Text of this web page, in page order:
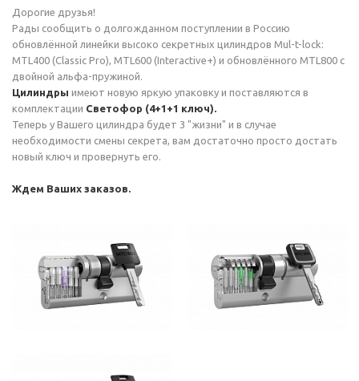
Дорогие друзья!
Рады сообщить о долгожданном поступлении в Россию
обновлённой линейки высоко секретных цилиндров Mul-t-lock:
MTL400 (Classic Pro), MTL600 (Interactive+) и обновлённого MTL800 с
двойной альфа-пружиной.
Цилиндры имеют новую яркую упаковку и поставляются в
комплектации Светофор (4+1+1 ключ).
Теперь у Вашего цилиндра будет 3 "жизни" и в случае
необходимости смены секрета, вам достаточно просто достать
новый ключ и провернуть его.
Ждем Ваших заказов.